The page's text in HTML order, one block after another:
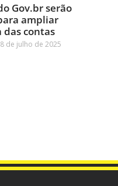
Gov.br serão
ampliar
das contas
de julho de 2025